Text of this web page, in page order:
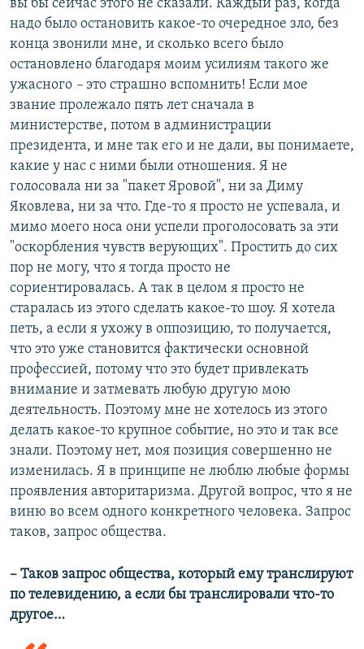
вы бы сейчас этого не сказали. Каждый раз, когда
надо было остановить какое-то очередное зло, без
конца звонили мне, и сколько всего было
остановлено благодаря моим усилиям такого же
ужасного – это страшно вспомнить! Если мое
звание пролежало пять лет сначала в
министерстве, потом в администрации
президента, и мне так его и не дали, вы понимаете,
какие у нас с ними были отношения. Я не
голосовала ни за "пакет Яровой", ни за Диму
Яковлева, ни за что. Где-то я просто не успевала, и
мимо моего носа они успели проголосовать за эти
"оскорбления чувств верующих". Простить до сих
пор не могу, что я тогда просто не
сориентировалась. А так в целом я просто не
старалась из этого сделать какое-то шоу. Я хотела
петь, а если я ухожу в оппозицию, то получается,
что это уже становится фактически основной
профессией, потому что это будет привлекать
внимание и затмевать любую другую мою
деятельность. Поэтому мне не хотелось из этого
делать какое-то крупное событие, но это и так все
знали. Поэтому нет, моя позиция совершенно не
изменилась. Я в принципе не люблю любые формы
проявления авторитаризма. Другой вопрос, что я не
виню во всем одного конкретного человека. Запрос
таков, запрос общества.
– Таков запрос общества, который ему транслируют
по телевидению, а если бы транслировали что-то
другое…